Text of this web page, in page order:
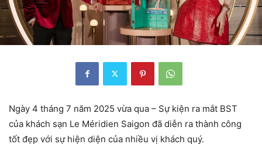
Ngày 4 tháng 7 năm 2025 vừa qua – Sự kiện ra mắt BST
của khách sạn Le Méridien Saigon đã diễn ra thành công
tốt đẹp với sự hiện diện của nhiều vị khách quý.